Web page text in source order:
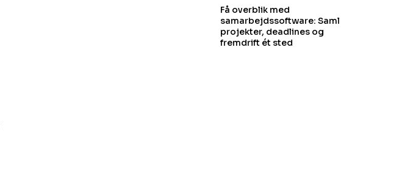
Få overblik med
samarbejdssoftware: Saml
projekter, deadlines og
fremdrift ét sted